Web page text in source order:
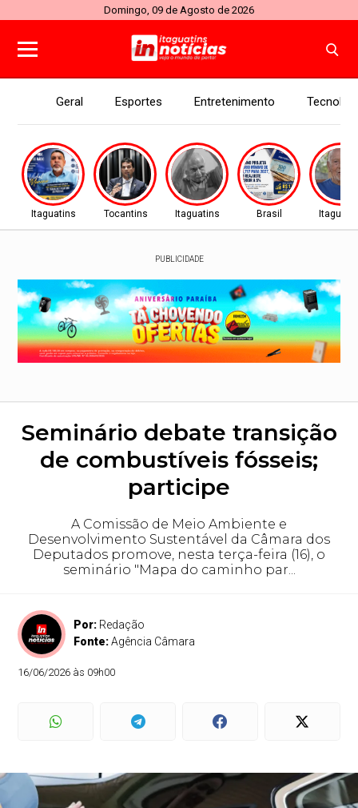
Domingo, 09 de Agosto de 2026
Geral Esportes Entretenimento
Itaguatins Tocantins Itaguatins Brasil
PUBLICIDADE
Seminário debate transição
de combustíveis fósseis;
participe
A Comissão de Meio Ambiente e
Desenvolvimento Sustentável da Câmara dos
Deputados promove, nesta terça-feira (16), o
seminário "Mapa do caminho par...
Por: Redação
Fonte:Agência Câmara
16/06/2026 às 09h00